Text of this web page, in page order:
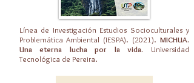
Línea de Investigación Estudios Socioculturales y
Problemática Ambiental (IESPA). (2021). MICHUA.
Una eterna lucha por la vida. Universidad
Tecnológica de Pereira.